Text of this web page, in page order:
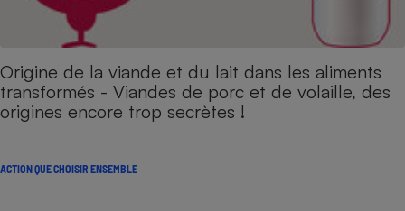
Origine de la viande et du lait dans les aliments
transformés - Viandes de porc et de volaille, des
origines encore trop secrètes !
ACTION QUE CHOISIR ENSEMBLE